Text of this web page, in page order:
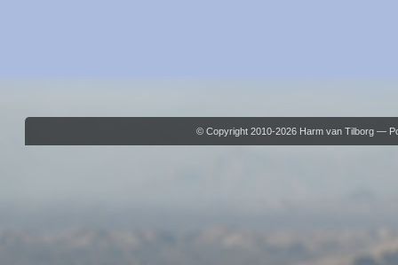
© Copyright 2010-2026 Harm van Tilborg —